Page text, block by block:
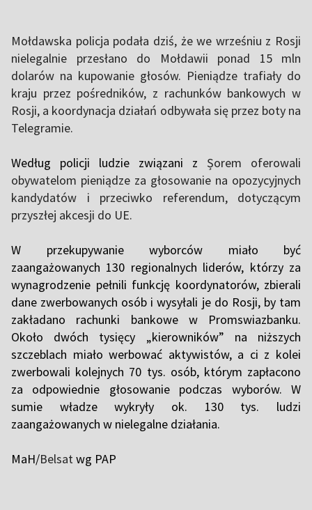
Mołdawska policja podała dziś, że we wrześniu z Rosji
nielegalnie przesłano do Mołdawii ponad 15 mln
dolarów na kupowanie głosów. Pieniądze trafiały do
kraju przez pośredników, z rachunków bankowych w
Rosji, a koordynacja działań odbywała się przez boty na
Telegramie.
Według policji ludzie związani z Șorem oferowali
obywatelom pieniądze za głosowanie na opozycyjnych
kandydatów i przeciwko referendum, dotyczącym
przyszłej akcesji do UE.
W przekupywanie wyborców miało być
zaangażowanych 130 regionalnych liderów, którzy za
wynagrodzenie pełnili funkcję koordynatorów, zbierali
dane zwerbowanych osób i wysyłali je do Rosji, by tam
zakładano rachunki bankowe w Promswiazbanku.
Około dwóch tysięcy „kierowników” na niższych
szczeblach miało werbować aktywistów, a ci z kolei
zwerbowali kolejnych 70 tys. osób, którym zapłacono
za odpowiednie głosowanie podczas wyborów. W
sumie władze wykryły ok. 130 tys. ludzi
zaangażowanych w nielegalne działania.
MaH/Belsatwg PAP